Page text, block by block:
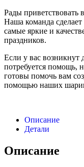
Рады приветствовать
Наша команда
самые яркие и
праздников.
Если у вас
потребуется помощь,
готовы помочь вам
помощью наших
Описание
Детали
Описание